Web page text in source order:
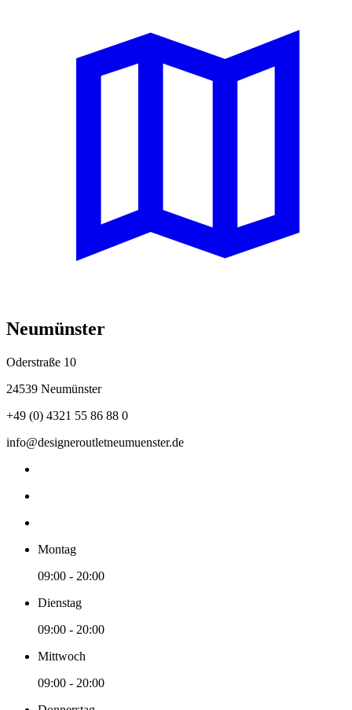
Neumünster
Oderstraße 10
24539 Neumünster
+49 (0) 4321 55 86 88 0
info@designeroutletneumuenster.de
Montag
09:00 - 20:00
Dienstag
09:00 - 20:00
Mittwoch
09:00 - 20:00